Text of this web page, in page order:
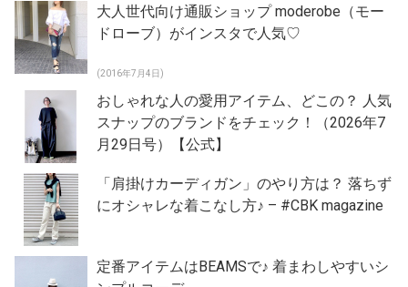
大人世代向け通販ショップ moderobe（モー
ドローブ）がインスタで人気♡
(2016年7月4日)
おしゃれな人の愛用アイテム、どこの？ 人気
スナップのブランドをチェック！（2026年7
月29日号）【公式】
「肩掛けカーディガン」のやり方は？ 落ちず
にオシャレな着こなし方♪ – #CBK magazine
定番アイテムはBEAMSで♪ 着まわしやすいシ